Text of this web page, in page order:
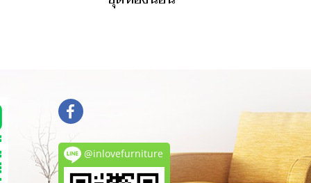
@inlovefurniture